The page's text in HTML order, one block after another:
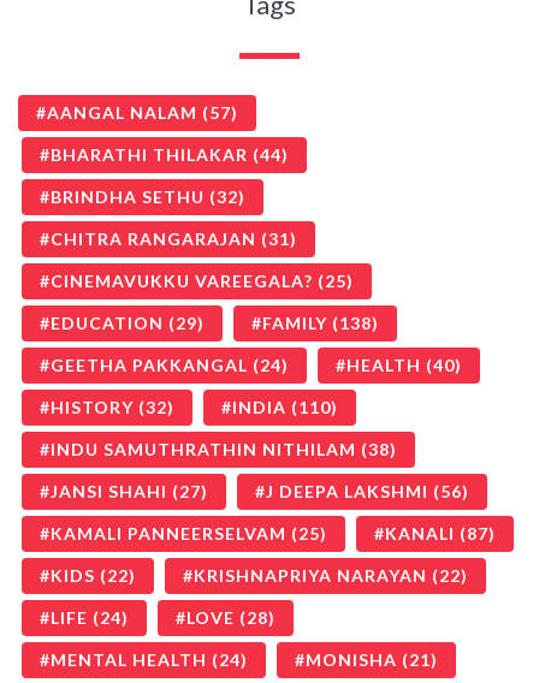
AANGAL NALAM (57)
BHARATHI THILAKAR (44)
BRINDHA SETHU (32)
CHITRA RANGARAJAN (31)
CINEMAVUKKU VAREEGALA? (25)
EDUCATION (29) FAMILY (138)
GEETHA PAKKANGAL (24) HEALTH (40)
HISTORY (32) INDIA (110)
INDU SAMUTHRATHIN NITHILAM (38)
JANSI SHAHI (27) J DEEPA LAKSHMI (56)
KAMALI PANNEERSELVAM (25) KANALI (87)
KIDS (22) KRISHNAPRIYA NARAYAN (22)
LIFE (24) LOVE (28)
MENTAL HEALTH (24) MONISHA (21)